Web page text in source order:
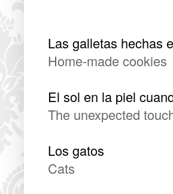
Las galletas hechas
Home-made cookies
El sol en la piel
The unexpected
Los gatos
Cats